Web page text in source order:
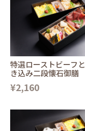
特選ローストビーフ
き込み二段懐石御膳
¥2,160